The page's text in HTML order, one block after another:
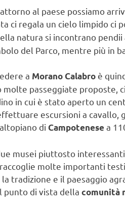
al paese possiamo
ci regala un cielo limpido ci
natura si incontrano
del Parco, mentre più in
a Morano Calabro è
molte passeggiate proposte,
in cui è stato aperto un
escursioni a cavallo,
di Campotenesea
musei piuttosto
molte importanti
tradizione e il paesaggio
punto di vista della comunità